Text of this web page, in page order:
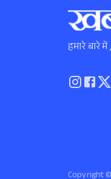
हमारे बारे में